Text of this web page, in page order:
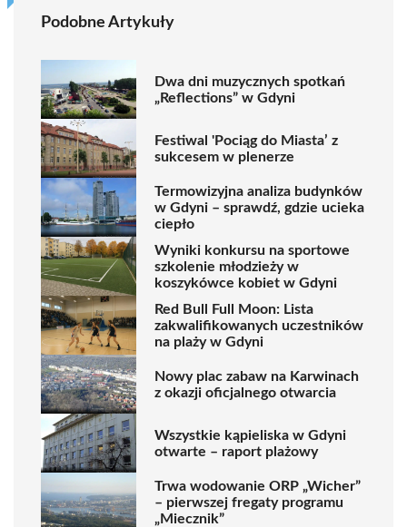
Podobne Artykuły
Dwa dni muzycznych spotkań
„Reflections” w Gdyni
Festiwal 'Pociąg do Miasta’ z
sukcesem w plenerze
Termowizyjna analiza budynków
w Gdyni – sprawdź, gdzie ucieka
ciepło
Wyniki konkursu na sportowe
szkolenie młodzieży w
koszykówce kobiet w Gdyni
Red Bull Full Moon: Lista
zakwalifikowanych uczestników
na plaży w Gdyni
Nowy plac zabaw na Karwinach
z okazji oficjalnego otwarcia
Wszystkie kąpieliska w Gdyni
otwarte – raport plażowy
Trwa wodowanie ORP „Wicher”
– pierwszej fregaty programu
„Miecznik”